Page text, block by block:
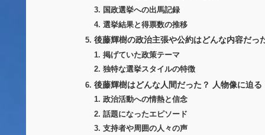
国政選挙への出馬記録
選挙結果と得票数の推移
後藤輝樹の政治主張や公約はどんな内容だっ
掲げていた政策テーマ
独特な選挙スタイルの特徴
後藤輝樹はどんな人間だった？ 人物像に迫る
政治活動への情熱と信念
話題になったエピソード
支持者や周囲の人々の声